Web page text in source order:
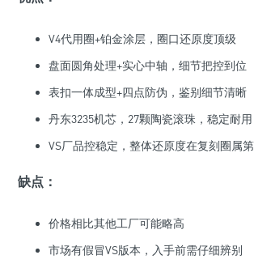
V4代用圈+铂金涂层，圈口还原度顶级
盘面圆角处理+实心中轴，细节把控到位
表扣一体成型+四点防伪，鉴别细节清晰
丹东3235机芯，27颗陶瓷滚珠，稳定耐用
VS厂品控稳定，整体还原度在复刻圈属
缺点：
价格相比其他工厂可能略高
市场有假冒VS版本，入手前需仔细辨别